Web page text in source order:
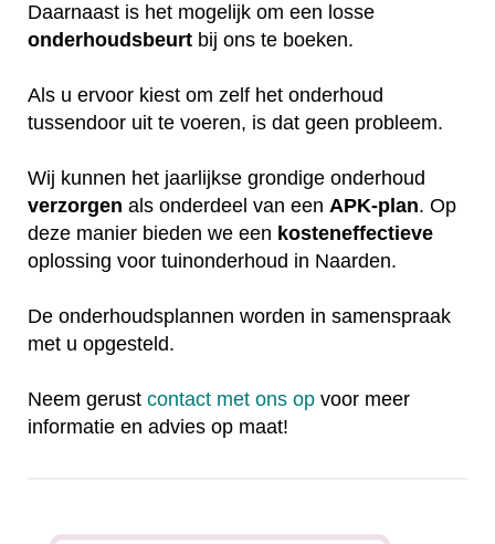
Daarnaast is het mogelijk om een losse
onderhoudsbeurt bij ons te boeken.
Als u ervoor kiest om zelf het onderhoud
tussendoor uit te voeren, is dat geen probleem.
Wij kunnen het jaarlijkse grondige onderhoud
verzorgen als onderdeel van een APK-plan. Op
deze manier bieden we een kosteneffectieve
oplossing voor tuinonderhoud in Naarden.
De onderhoudsplannen worden in samenspraak
met u opgesteld.
Neem gerust contact met ons op voor meer
informatie en advies op maat!